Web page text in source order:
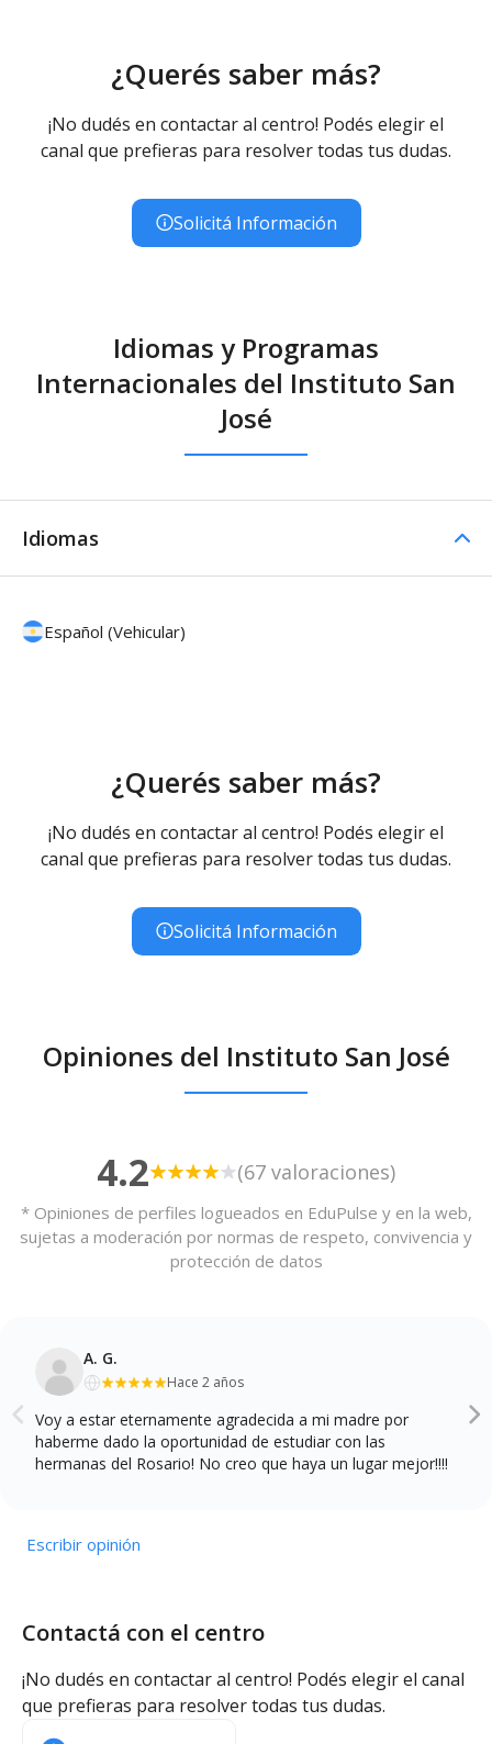
¿Querés saber más?
¡No dudés en contactar al centro! Podés elegir el
canal que prefieras para resolver todas tus dudas.
Solicitá Información
Idiomas y Programas
Internacionales del Instituto San
José
Idiomas
Español (Vehicular)
¿Querés saber más?
¡No dudés en contactar al centro! Podés elegir el
canal que prefieras para resolver todas tus dudas.
Solicitá Información
Opiniones del Instituto San José
4.2 (67 valoraciones)
* Opiniones de perfiles logueados en EduPulse y en la web,
sujetas a moderación por normas de respeto, convivencia y
protección de datos
A. G.
Hace 2 años
Voy a estar eternamente agradecida a mi madre por
haberme dado la oportunidad de estudiar con las
hermanas del Rosario! No creo que haya un lugar mejor!!!!
Escribir opinión
Contactá con el centro
¡No dudés en contactar al centro! Podés elegir el canal
que prefieras para resolver todas tus dudas.